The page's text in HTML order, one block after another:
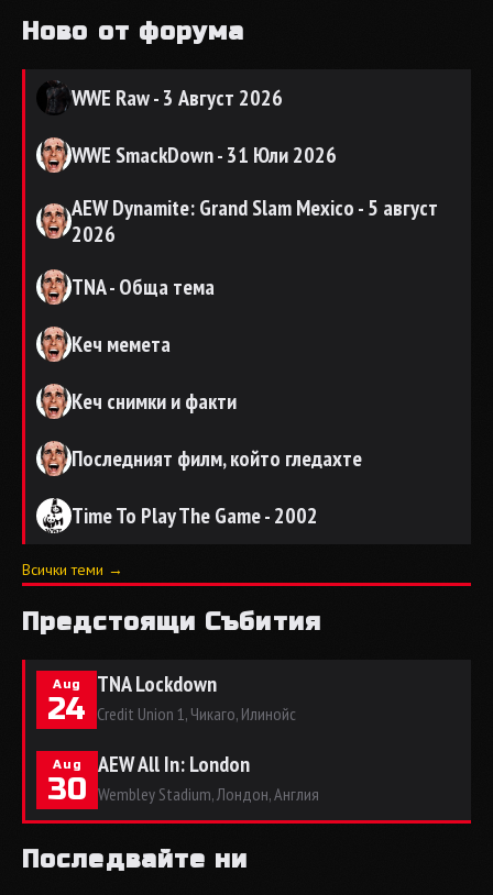
Ново от форума
WWE Raw - 3 Август 2026
WWE SmackDown - 31 Юли 2026
AEW Dynamite: Grand Slam Mexico - 5 август
2026
TNA - Обща тема
Кеч мемета
Кеч снимки и факти
Последният филм, който гледахте
Time To Play The Game - 2002
Всички теми →
Предстоящи Събития
Aug
24
TNA Lockdown
Credit Union 1, Чикаго, Илинойс
Aug
30
AEW All In: London
Wembley Stadium, Лондон, Англия
Последвайте ни